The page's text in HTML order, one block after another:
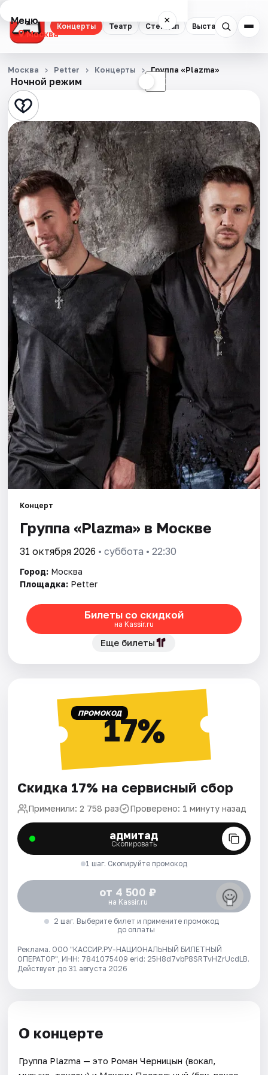
Концерты Театр Стендап Выставки
Меню ×
Москва
Концерты
Театр
Стендап
Выставки
Квесты
Экскурсии
Спорт
События
Города
Площадки
Артисты
Рейтинги
Ночной режим ☾
Москва Petter Концерты Группа «Plazma»
Концерт
Группа «Plazma» в Москве
31 октября 2026 • суббота • 22:30
Город: Москва
Площадка: Petter
Билеты со скидкой
на Kassir.ru
Еще билеты
ПРОМОКОД17%
Скидка 17% на сервисный сбор
Применили: 2 758 раз Проверено: 1 минуту назад
адмитад
Скопировать
1 шаг. Скопируйте промокод
от 4 500 ₽
на Kassir.ru
2 шаг. Выберите билет и примените промокод
до оплаты
Реклама. ООО "КАССИР.РУ-НАЦИОНАЛЬНЫЙ БИЛЕТНЫЙ
ОПЕРАТОР", ИНН: 7841075409 erid: 25H8d7vbP8SRTvHZrUcdLB.
Действует до 31 августа 2026
О концерте
Группа Plazma — это Роман Черницын (вокал,